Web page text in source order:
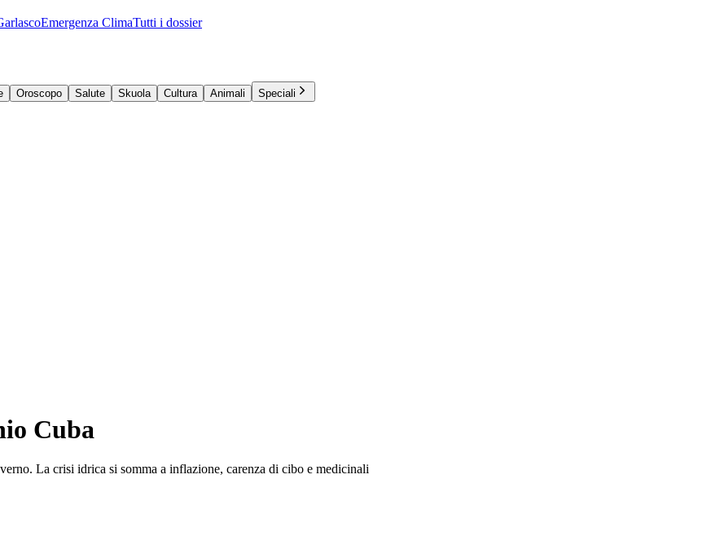
Emergenza ClimaTutti i dossier
Oroscopo Salute Skuola Cultura Animali
Speciali
Cuba
La crisi idrica si somma a inflazione, carenza di cibo e medicinali